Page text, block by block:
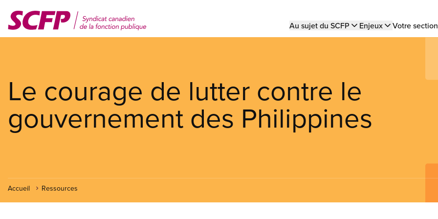
contenu
Main
Au sujet du SCFP Enjeux Votre
Le courage de lutter contre le
gouvernement des Philippines
Accueil Ressources